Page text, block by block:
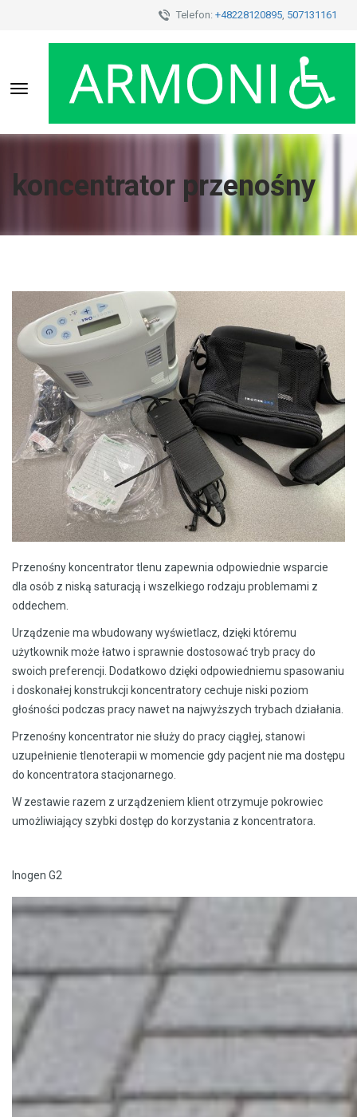
Telefon: +48228120895, 507131161
Toggle
navigation
koncentrator przenośny
Przenośny koncentrator tlenu zapewnia odpowiednie wsparcie
dla osób z niską saturacją i wszelkiego rodzaju problemami z
oddechem.
Urządzenie ma wbudowany wyświetlacz, dzięki któremu
użytkownik może łatwo i sprawnie dostosować tryb pracy do
swoich preferencji. Dodatkowo dzięki odpowiedniemu spasowaniu
i doskonałej konstrukcji koncentratory cechuje niski poziom
głośności podczas pracy nawet na najwyższych trybach działania.
Przenośny koncentrator nie służy do pracy ciągłej, stanowi
uzupełnienie tlenoterapii w momencie gdy pacjent nie ma dostępu
do koncentratora stacjonarnego.
W zestawie razem z urządzeniem klient otrzymuje pokrowiec
umożliwiający szybki dostęp do korzystania z koncentratora.
Inogen G2